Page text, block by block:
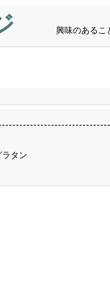
興味のあるこ
タン